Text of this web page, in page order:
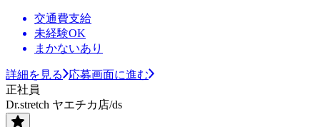
交通費支給
未経験OK
まかないあり
詳細を見る
応募画面に進む
正社員
Dr.stretch ヤエチカ店/ds